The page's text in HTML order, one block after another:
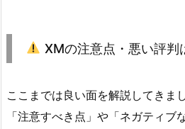
XMの注意点・悪い評判
ここまでは良い面を解説してきま
「注意すべき点」や「ネガティブ